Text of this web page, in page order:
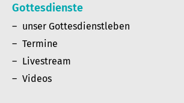
Gottesdienste
unser Gottesdienstleben
Termine
Livestream
Videos